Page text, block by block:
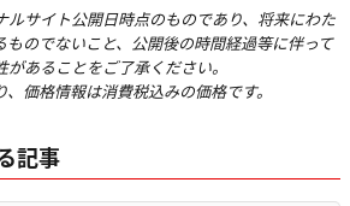
サイト公開日時点のものであり、将来にわた
ものでないこと、公開後の時間経過等に伴って
あることをご了承ください。
価格情報は消費税込みの価格です。
記事